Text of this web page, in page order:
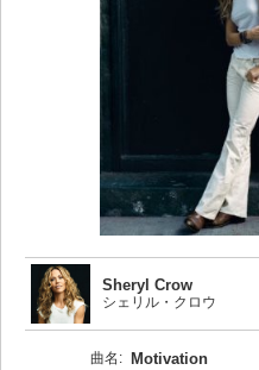
Sheryl Crow
シェリル・クロウ
曲名: Motivation